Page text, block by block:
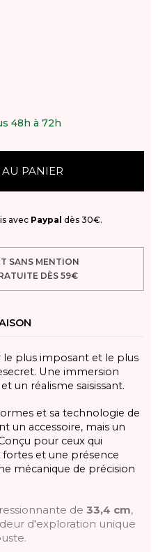
48h à 72h
PANIER
avec Paypal dès 30€.
SANS MENTION
DÈS 59€
plus imposant et le plus
Une immersion
un réalisme saisissant.
et sa technologie de
un accessoire, mais un
pour ceux qui
et une présence
mécanique de précision
de 33,4 cm,
d'exploration unique